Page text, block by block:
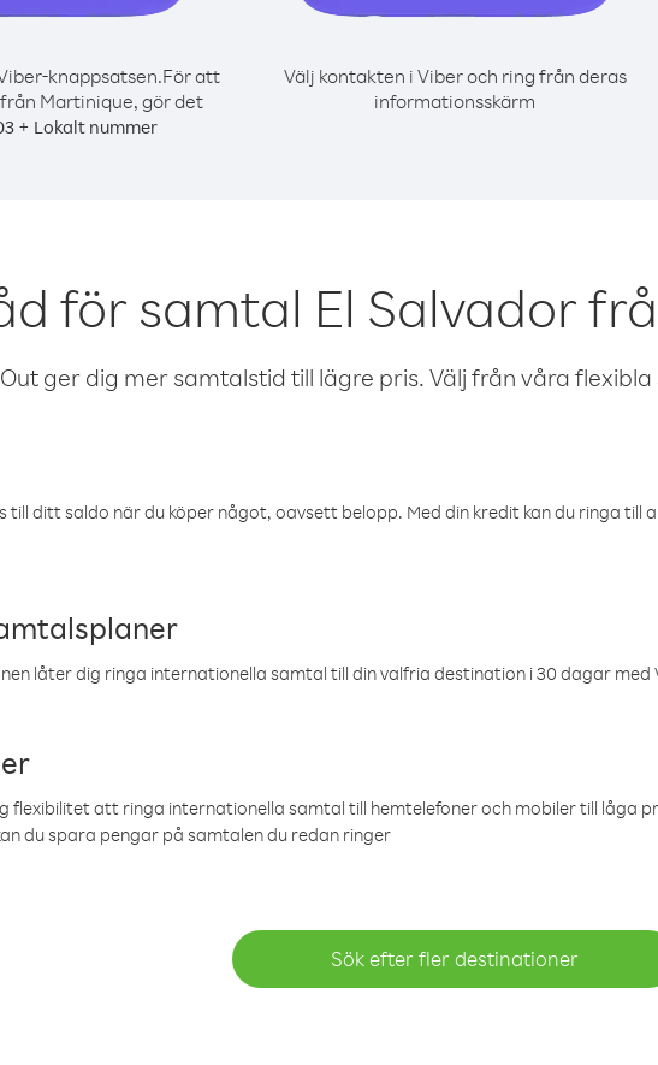
knappsatsen.För att
Martinique, gör det
+ Lokalt nummer
Välj kontakten i Viber och ring från deras
informationsskärm
för samtal El Salvador
ger dig mer samtalstid till lägre pris. Välj från våra
till ditt saldo när du köper något, oavsett belopp. Med din kredit kan du ringa till
låter dig ringa internationella samtal till din valfria destination i 30 dagar med
flexibilitet att ringa internationella samtal till hemtelefoner och mobiler till låga
du spara pengar på samtalen du redan ringer
Sök efter fler destinationer